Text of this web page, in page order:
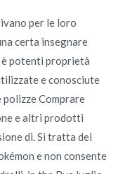
per le loro
certa insegnare
potenti proprietà
e conosciute
polizze Comprare
e altri prodotti
di. Si tratta dei
e non consente